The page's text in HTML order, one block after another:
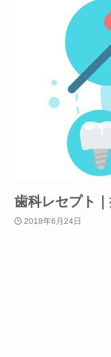
歯科レセプト
2018年6月24日